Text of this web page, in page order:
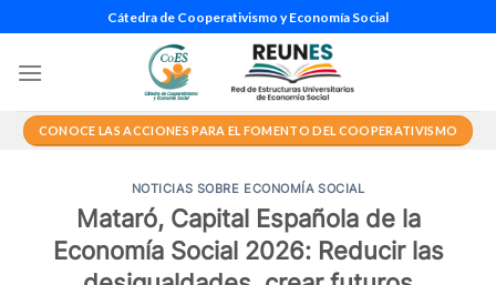
al
contenido
Cátedra de Cooperativismo y Economía Social
CONOCE LAS ACCIONES PARA EL FOMENTO DEL COOPERATIVISMO
NOTICIAS SOBRE ECONOMÍA SOCIAL
Mataró, Capital Española de la
Economía Social 2026: Reducir las